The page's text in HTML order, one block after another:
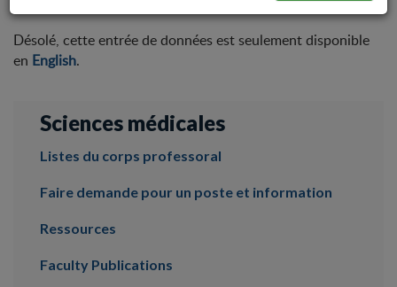
Désolé, cette entrée de données est seulement disponible
en English.
Sciences médicales
Listes du corps professoral
Faire demande pour un poste et information
Ressources
Faculty Publications